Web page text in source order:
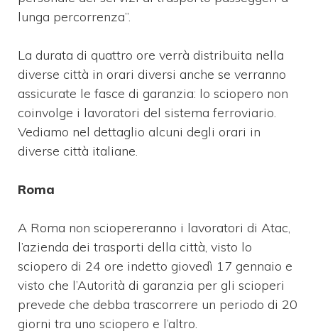
lunga percorrenza”.
La durata di quattro ore verrà distribuita nella
diverse città in orari diversi anche se verranno
assicurate le fasce di garanzia: lo sciopero non
coinvolge i lavoratori del sistema ferroviario.
Vediamo nel dettaglio alcuni degli orari in
diverse città italiane.
Roma
A Roma non sciopereranno i lavoratori di Atac,
l’azienda dei trasporti della città, visto lo
sciopero di 24 ore indetto giovedì 17 gennaio e
visto che l’Autorità di garanzia per gli scioperi
prevede che debba trascorrere un periodo di 20
giorni tra uno sciopero e l’altro.